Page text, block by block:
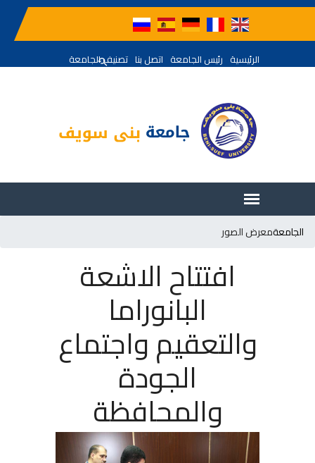
الرئيسية رئيس الجامعة اتصل بنا تصنيف الجامعة
الجامعةمعرض الصور
افتتاح الاشعة
البانوراما
والتعقيم واجتماع
الجودة
والمحافظة